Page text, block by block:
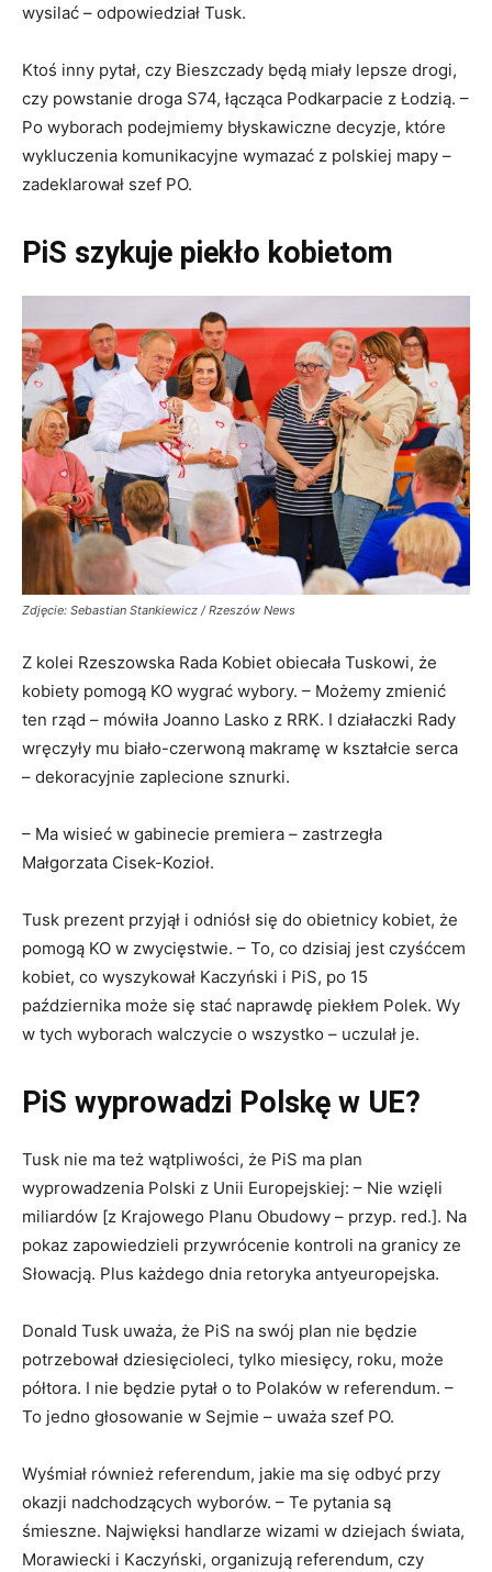
wysilać – odpowiedział Tusk.
Ktoś inny pytał, czy Bieszczady będą miały lepsze drogi,
czy powstanie droga S74, łącząca Podkarpacie z Łodzią. –
Po wyborach podejmiemy błyskawiczne decyzje, które
wykluczenia komunikacyjne wymazać z polskiej mapy –
zadeklarował szef PO.
PiS szykuje piekło kobietom
Zdjęcie: Sebastian Stankiewicz / Rzeszów News
Z kolei Rzeszowska Rada Kobiet obiecała Tuskowi, że
kobiety pomogą KO wygrać wybory. – Możemy zmienić
ten rząd – mówiła Joanno Lasko z RRK. I działaczki Rady
wręczyły mu biało-czerwoną makramę w kształcie serca
– dekoracyjnie zaplecione sznurki.
– Ma wisieć w gabinecie premiera – zastrzegła
Małgorzata Cisek-Kozioł.
Tusk prezent przyjął i odniósł się do obietnicy kobiet, że
pomogą KO w zwycięstwie. – To, co dzisiaj jest czyśćcem
kobiet, co wyszykował Kaczyński i PiS, po 15
października może się stać naprawdę piekłem Polek. Wy
w tych wyborach walczycie o wszystko – uczulał je.
PiS wyprowadzi Polskę w UE?
Tusk nie ma też wątpliwości, że PiS ma plan
wyprowadzenia Polski z Unii Europejskiej: – Nie wzięli
miliardów [z Krajowego Planu Obudowy – przyp. red.]. Na
pokaz zapowiedzieli przywrócenie kontroli na granicy ze
Słowacją. Plus każdego dnia retoryka antyeuropejska.
Donald Tusk uważa, że PiS na swój plan nie będzie
potrzebował dziesięcioleci, tylko miesięcy, roku, może
półtora. I nie będzie pytał o to Polaków w referendum. –
To jedno głosowanie w Sejmie – uważa szef PO.
Wyśmiał również referendum, jakie ma się odbyć przy
okazji nadchodzących wyborów. – Te pytania są
śmieszne. Najwięksi handlarze wizami w dziejach świata,
Morawiecki i Kaczyński, organizują referendum, czy